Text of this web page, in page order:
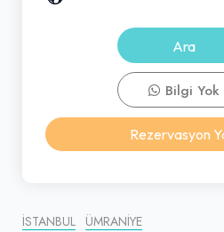
İSTANBUL ÜMRANIYE
Ara
Bilgi Yok
Rezervasyon